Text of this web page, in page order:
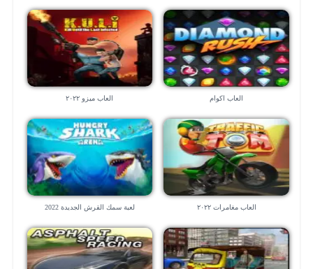
العاب اكوام العاب ميزو ٢٠٢٢
العاب مغامرات ٢٠٢٢ لعبة سمك القرش الجديدة 2022